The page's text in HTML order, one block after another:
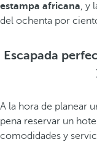
estampa africana, y
del ochenta por
Escapada
A la hora de planear
pena reservar un
comodidades y